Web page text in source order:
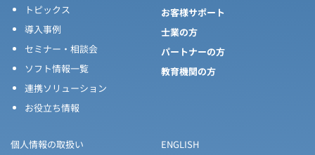
トピックス
導入事例
セミナー・相談会
ソフト情報一覧
連携ソリューション
お役立ち情報
お客様サポート
士業の方
パートナーの方
教育機関の方
個人情報の取扱い
ENGLISH